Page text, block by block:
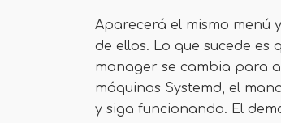
Aparecerá el mismo menú
de ellos. Lo que sucede
manager se cambia para
máquinas Systemd, el
y siga funcionando. El